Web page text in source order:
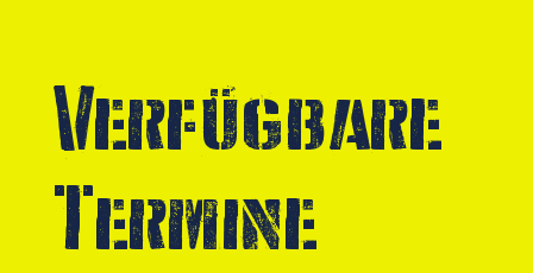
Verfügbare
Termine